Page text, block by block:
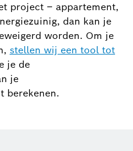
project – appartement,
dan kan je
worden. Om je
stellen wij een tool tot
je de
je
berekenen.